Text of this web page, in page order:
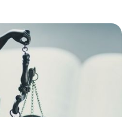
auswirkt, hat das
mittlerweile
Corona-Pandemie nun
können aus den
arbeitsrechtlich
Parallelen gezogen